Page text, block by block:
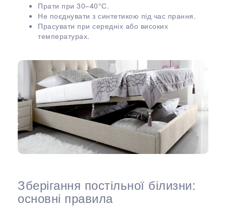
Прати при 30–40°С.
Не поєднувати з синтетикою під час прання.
Прасувати при середніх або високих
температурах.
Зберігання постільної білизни:
основні правила